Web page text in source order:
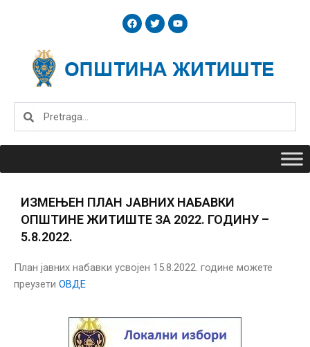
F
a
c
o
o
T
w
i
e
r
Y
o
u
b
e
Search
ИЗМЕЊЕН ПЛАН ЈАВНИХ НАБАВКИ
ОПШТИНЕ ЖИТИШТЕ ЗА 2022. ГОДИНУ –
5.8.2022.
План јавних набавки усвојен 15.8.2022. године можете
преузети ОВДЕ